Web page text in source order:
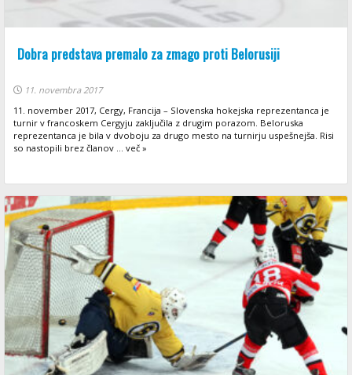
Dobra predstava premalo za zmago proti Belorusiji
11. novembra 2017
11. november 2017, Cergy, Francija – Slovenska hokejska reprezentanca je
turnir v francoskem Cergyju zaključila z drugim porazom. Beloruska
reprezentanca je bila v dvoboju za drugo mesto na turnirju uspešnejša. Risi
so nastopili brez članov ... več »